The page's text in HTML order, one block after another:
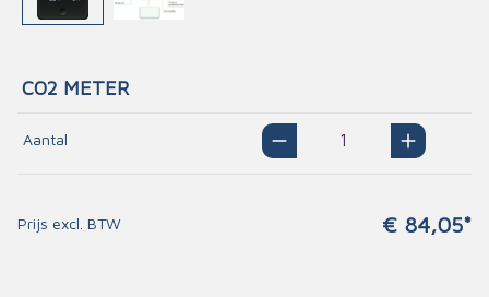
CO2 METER
Aantal
Prijs excl. BTW € 84,05*